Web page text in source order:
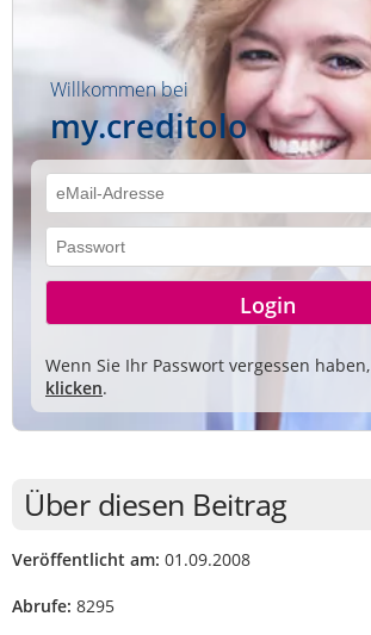
Willkommen bei
my.creditolo
Wenn Sie Ihr Passwort vergessen haben,
klicken.
Über diesen Beitrag
Veröffentlicht am: 01.09.2008
Abrufe: 8295